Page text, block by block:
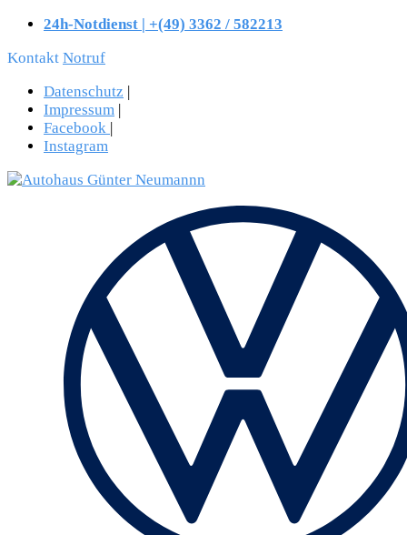
24h-Notdienst | +(49) 3362 / 582213
Kontakt Notruf
Datenschutz |
Impressum |
Facebook |
Instagram